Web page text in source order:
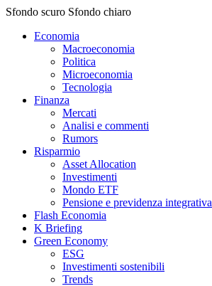
Sfondo scuro Sfondo chiaro
Economia
Macroeconomia
Politica
Microeconomia
Tecnologia
Finanza
Mercati
Analisi e commenti
Rumors
Risparmio
Asset Allocation
Investimenti
Mondo ETF
Pensione e previdenza integrativa
Flash Economia
K Briefing
Green Economy
ESG
Investimenti sostenibili
Trends